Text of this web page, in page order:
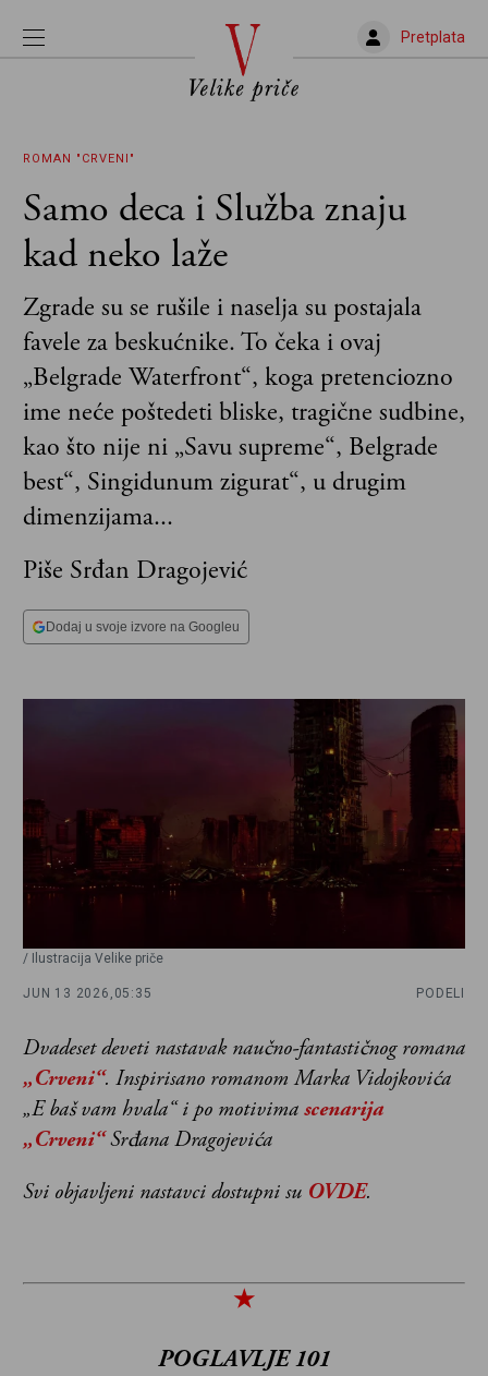
Pretplata
ROMAN "CRVENI"
Samo deca i Služba znaju
kad neko laže
Zgrade su se rušile i naselja su postajala
favele za beskućnike. To čeka i ovaj
„Belgrade Waterfront“, koga pretenciozno
ime neće poštedeti bliske, tragične sudbine,
kao što nije ni „Savu supreme“, Belgrade
best“, Singidunum zigurat“, u drugim
dimenzijama...
Piše Srđan Dragojević
Dodaj u svoje izvore na Googleu
/ Ilustracija Velike priče
JUN 13 2026, 05:35 PODELI
Dvadeset deveti nastavak naučno-fantastičnog romana
„Crveni“. Inspirisano romanom Marka Vidojkovića
„E baš vam hvala“ i po motivima scenarija
„Crveni“Srđana Dragojevića
Svi objavljeni nastavci dostupni su OVDE.
★
POGLAVLJE 101